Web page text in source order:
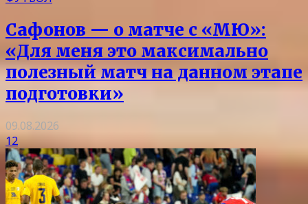
Сафонов — о матче с «МЮ»:
«Для меня это максимально
полезный матч на данном этапе
подготовки»
09.08.2026
12